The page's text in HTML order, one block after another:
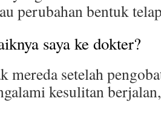
perubahan bentuk
saya ke dokter?
mereda setelah
kesulitan